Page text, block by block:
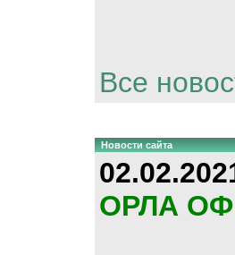
Все
Новости сайта
ОРЛА